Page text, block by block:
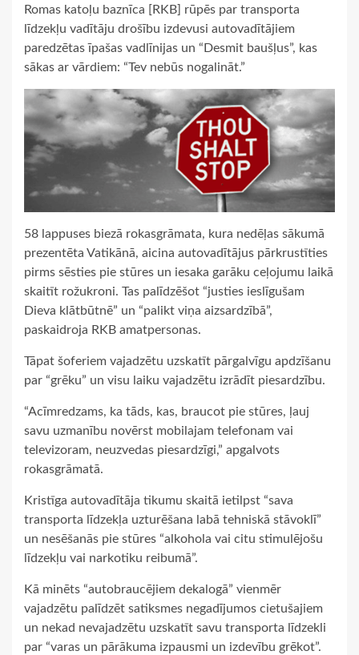
Romas katoļu baznīca [RKB] rūpēs par transporta
līdzekļu vadītāju drošību izdevusi autovadītājiem
paredzētas īpašas vadlīnijas un “Desmit baušļus”, kas
sākas ar vārdiem: “Tev nebūs nogalināt.”
58 lappuses biezā rokasgrāmata, kura nedēļas sākumā
prezentēta Vatikānā, aicina autovadītājus pārkrustīties
pirms sēsties pie stūres un iesaka garāku ceļojumu laikā
skaitīt rožukroni. Tas palīdzēšot “justies ieslīgušam
Dieva klātbūtnē” un “palikt viņa aizsardzībā”,
paskaidroja RKB amatpersonas.
Tāpat šoferiem vajadzētu uzskatīt pārgalvīgu apdzīšanu
par “grēku” un visu laiku vajadzētu izrādīt piesardzību.
“Acīmredzams, ka tāds, kas, braucot pie stūres, ļauj
savu uzmanību novērst mobilajam telefonam vai
televizoram, neuzvedas piesardzīgi,” apgalvots
rokasgrāmatā.
Kristīga autovadītāja tikumu skaitā ietilpst “sava
transporta līdzekļa uzturēšana labā tehniskā stāvoklī”
un nesēšanās pie stūres “alkohola vai citu stimulējošu
līdzekļu vai narkotiku reibumā”.
Kā minēts “autobraucējiem dekalogā” vienmēr
vajadzētu palīdzēt satiksmes negadījumos cietušajiem
un nekad nevajadzētu uzskatīt savu transporta līdzekli
par “varas un pārākuma izpausmi un izdevību grēkot”.